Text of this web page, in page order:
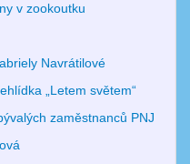
v zookoutku
Navrátilové
„Letem světem“
zaměstnanců PNJ